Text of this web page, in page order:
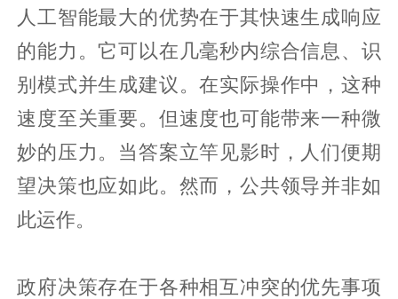
人工智能最大的优势在于其快速生成响应
的能力。它可以在几毫秒内综合信息、识
别模式并生成建议。在实际操作中，这种
速度至关重要。但速度也可能带来一种微
妙的压力。当答案立竿见影时，人们便期
望决策也应如此。然而，公共领导并非如
此运作。
政府决策存在于各种相互冲突的优先事项